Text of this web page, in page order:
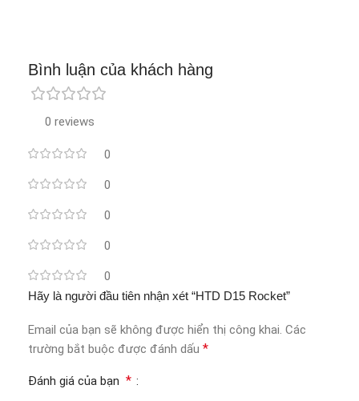
Bình luận của khách hàng
0 reviews
0
0
0
0
0
Hãy là người đầu tiên nhận xét “HTD D15 Rocket”
Email của bạn sẽ không được hiển thị công khai. Các
trường bắt buộc được đánh dấu *
Đánh giá của bạn *